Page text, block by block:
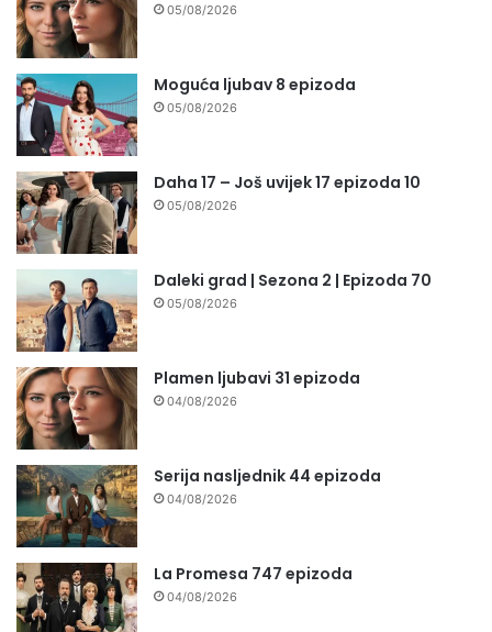
05/08/2026
Moguća ljubav 8 epizoda
05/08/2026
Daha 17 – Još uvijek 17 epizoda 10
05/08/2026
Daleki grad | Sezona 2 | Epizoda 70
05/08/2026
Plamen ljubavi 31 epizoda
04/08/2026
Serija nasljednik 44 epizoda
04/08/2026
La Promesa 747 epizoda
04/08/2026